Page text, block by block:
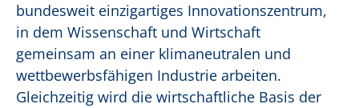
bundesweit einzigartiges Innovationszentrum,
in dem Wissenschaft und Wirtschaft
gemeinsam an einer klimaneutralen und
wettbewerbsfähigen Industrie arbeiten.
Gleichzeitig wird die wirtschaftliche Basis der